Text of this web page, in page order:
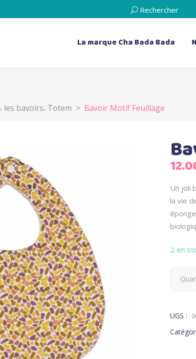
Rechercher
La marque Cha Bada Bada
les bavoirs
les
les
les
, les bavoirs, Totem > Bavoir Motif Feuillage
Un joli
la vie
2 en
UGS :